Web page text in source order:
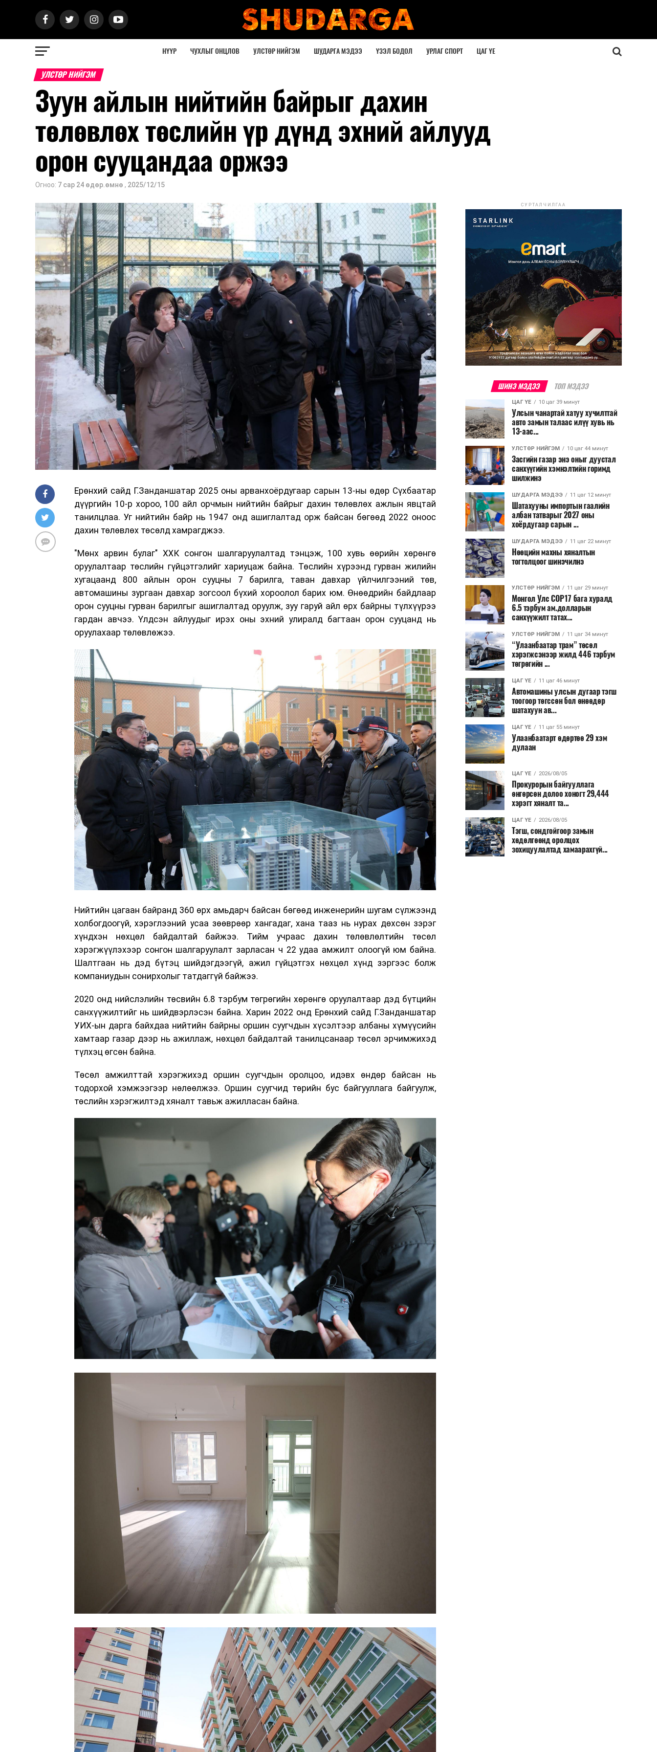
НҮҮР ЧУХЛЫГ ОНЦЛОВ УЛСТӨР НИЙГЭМ ШУДАРГА МЭДЭЭ ҮЗЭЛ БОДОЛ УРЛАГ СПОРТ ЦАГ ҮЕ
УЛСТӨР НИЙГЭМ
Зуун айлын нийтийн байрыг дахин
төлөвлөх төслийн үр дүнд эхний айлууд
орон сууцандаа оржээ
Огноо: 7 сар 24 өдөр.өмнө , 2025/12/15
Ерөнхий сайд Г.Занданшатар 2025 оны арванхоёрдугаар сарын 13-ны өдөр Сүхбаатар
дүүргийн 10-р хороо, 100 айл орчмын нийтийн байрыг дахин төлөвлөх ажлын явцтай
танилцлаа. Уг нийтийн байр нь 1947 онд ашиглалтад орж байсан бөгөөд 2022 оноос
дахин төлөвлөх төсөлд хамрагджээ.
"Мөнх арвин булаг" ХХК сонгон шалгаруулалтад тэнцэж, 100 хувь өөрийн хөрөнгө
оруулалтаар төслийн гүйцэтгэлийг хариуцаж байна. Төслийн хүрээнд гурван жилийн
хугацаанд 800 айлын орон сууцны 7 барилга, таван давхар үйлчилгээний төв,
автомашины зургаан давхар зогсоол бүхий хороолол барих юм. Өнөөдрийн байдлаар
орон сууцны гурван барилгыг ашиглалтад оруулж, зуу гаруй айл өрх байрны түлхүүрээ
гардан авчээ. Үлдсэн айлуудыг ирэх оны эхний улиралд багтаан орон сууцанд нь
оруулахаар төлөвлөжээ.
Нийтийн цагаан байранд 360 өрх амьдарч байсан бөгөөд инженерийн шугам сүлжээнд
холбогдоогүй, хэрэглээний усаа зөөврөөр хангадаг, хана тааз нь нурах дөхсөн зэрэг
хүндхэн нөхцөл байдалтай байжээ. Тийм учраас дахин төлөвлөлтийн төсөл
хэрэгжүүлэхээр сонгон шалгаруулалт зарласан ч 22 удаа амжилт олоогүй юм байна.
Шалтгаан нь дэд бүтэц шийдэгдээгүй, ажил гүйцэтгэх нөхцөл хүнд зэргээс болж
компаниудын сонирхолыг татдаггүй байжээ.
2020 онд нийслэлийн төсвийн 6.8 тэрбум төгрөгийн хөрөнгө оруулалтаар дэд бүтцийн
санхүүжилтийг нь шийдвэрлэсэн байна. Харин 2022 онд Ерөнхий сайд Г.Занданшатар
УИХ-ын дарга байхдаа нийтийн байрны оршин суугчдын хүсэлтээр албаны хүмүүсийн
хамтаар газар дээр нь ажиллаж, нөхцөл байдалтай танилцсанаар төсөл эрчимжихэд
түлхэц өгсөн байна.
Төсөл амжилттай хэрэгжихэд оршин суугчдын оролцоо, идэвх өндөр байсан нь
тодорхой хэмжээгээр нөлөөлжээ. Оршин суугчид төрийн бус байгууллага байгуулж,
төслийн хэрэгжилтэд хяналт тавьж ажилласан байна.
СУРТАЛЧИЛГАА
ШИНЭ МЭДЭЭ ТОП МЭДЭЭ
ЦАГ ҮЕ 10 цаг 39 минут
Улсын чанартай хатуу хучилттай
авто замын талаас илүү хувь нь
13-аас...
УЛСТӨР НИЙГЭМ 10 цаг 44 минут
Засгийн газар энэ оныг дуустал
санхүүгийн хэмнэлтийн горимд
шилжинэ
ШУДАРГА МЭДЭЭ 11 цаг 12 минут
Шатахууны импортын гаалийн
албан татварыг 2027 оны
хоёрдугаар сарын ...
ШУДАРГА МЭДЭЭ 11 цаг 22 минут
Нөөцийн махны хяналтын
тогтолцоог шинэчилнэ
УЛСТӨР НИЙГЭМ 11 цаг 29 минут
Монгол Улс COP17 бага хуралд
6.5 тэрбум ам.долларын
санхүүжилт татах...
УЛСТӨР НИЙГЭМ 11 цаг 34 минут
“Улаанбаатар трам” төсөл
хэрэгжсэнээр жилд 446 тэрбум
төгрөгийн ...
ЦАГ ҮЕ 11 цаг 46 минут
Автомашины улсын дугаар тэгш
тоогоор төгссөн бол өнөөдөр
шатахуун ав...
ЦАГ ҮЕ 11 цаг 55 минут
Улаанбаатарт өдөртөө 29 хэм
дулаан
ЦАГ ҮЕ 2026/08/05
Прокурорын байгууллага
өнгөрсөн долоо хоногт 29,444
хэрэгт хяналт та...
ЦАГ ҮЕ 2026/08/05
Тэгш, сондгойгоор замын
хөдөлгөөнд оролцох
зохицуулалтад хамаарахгүй...